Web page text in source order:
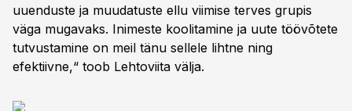
uuenduste ja muudatuste ellu viimise terves grupis
väga mugavaks. Inimeste koolitamine ja uute töövõtete
tutvustamine on meil tänu sellele lihtne ning
efektiivne,“ toob Lehtoviita välja.